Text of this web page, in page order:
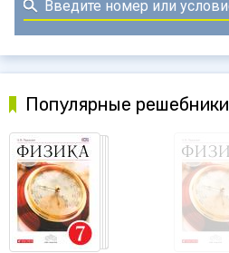
Популярные решебники